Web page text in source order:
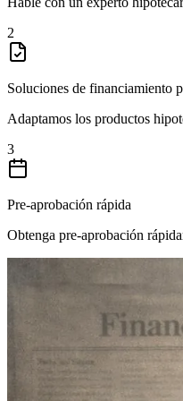
2
Soluciones de financiamiento
Adaptamos los productos
3
Pre-aprobación rápida
Obtenga pre-aprobación